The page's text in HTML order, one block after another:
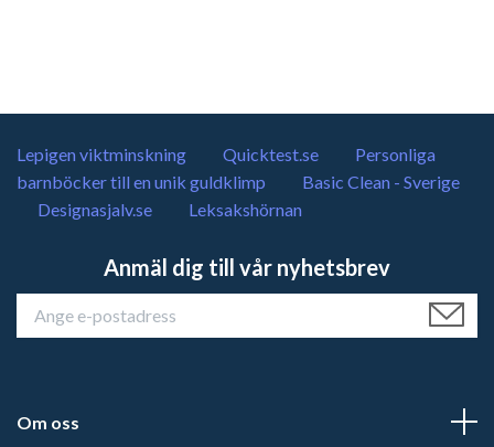
Lepigen viktminskning Quicktest.se
Personliga
barnböcker till en unik guldklimp
Basic Clean - Sverige
Designasjalv.se
Leksakshörnan
Anmäl dig till vår nyhetsbrev
Om oss